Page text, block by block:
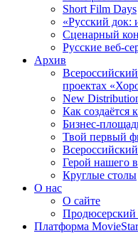
Short Film Days
«Русский док:
Сценарный
Русские веб-
Архив
проектах
New
Как создаётся
Бизнес-
Твой первый
Герой нашего
Круглые столы
О нас
О сайте
Продюсерский
Платформа